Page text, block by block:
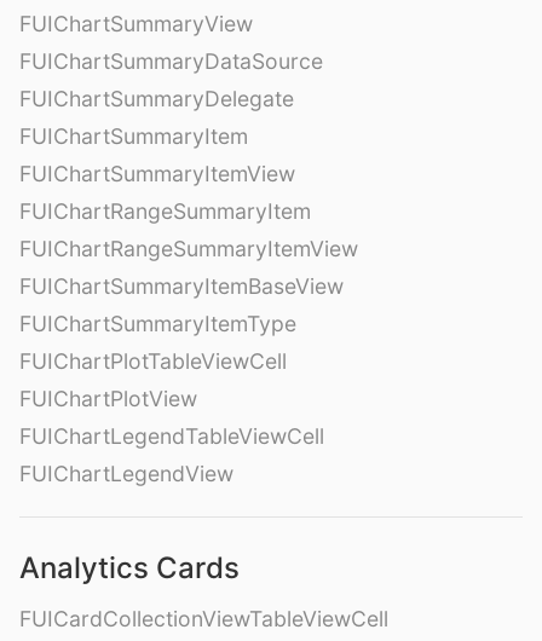
FUIChartSummaryView
FUIChartSummaryDataSource
FUIChartSummaryDelegate
FUIChartSummaryItem
FUIChartSummaryItemView
FUIChartRangeSummaryItem
FUIChartRangeSummaryItemView
FUIChartSummaryItemBaseView
FUIChartSummaryItemType
FUIChartPlotTableViewCell
FUIChartPlotView
FUIChartLegendTableViewCell
FUIChartLegendView
Analytics Cards
FUICardCollectionViewTableViewCell